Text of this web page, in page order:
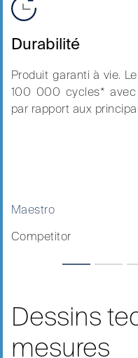
Durabilité
Produit garanti à vie.
100 000 cycles*
par rapport aux
Maestro
Competitor
Dessins
mesures